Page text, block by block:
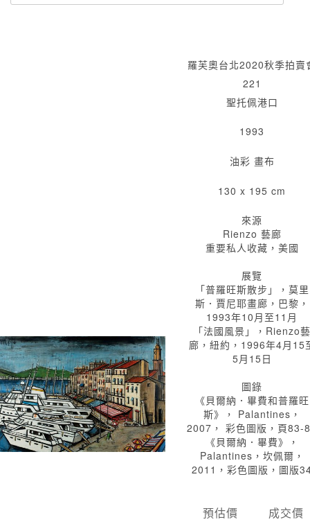
羅芙奧台北2020秋季拍賣
221
聖托佩港口
1993
油彩 畫布
130 x 195 cm
來源
Rienzo 藝廊
重要私人收藏，美國
展覽
「普羅旺斯散步」，莫里
斯．賈尼耶畫廊，巴黎，
1993年10月至11月
「法國風景」，Rienzo藝
廊，紐約，1996年4月15
5月15日
圖錄
《貝爾納．畢費和普羅旺
斯》， Palantines，
2007， 彩色圖版，頁83-
《貝爾納．畢費》，
Palantines，坎佩爾，
2011，彩色圖版，圖版
預估價 成交價